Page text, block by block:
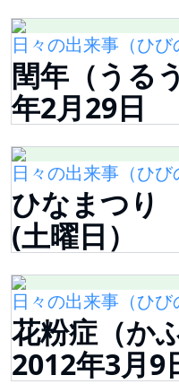
日々の出来事（ひび
閏年（うる
年2月29日
日々の出来事（ひび
ひなまつり
(土曜日）
日々の出来事（ひび
花粉症（か
2012年3月9